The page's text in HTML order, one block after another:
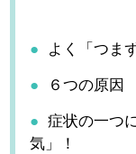
’16フェリシティ
よく「つま
６つの原因
症状の一つ
気」！